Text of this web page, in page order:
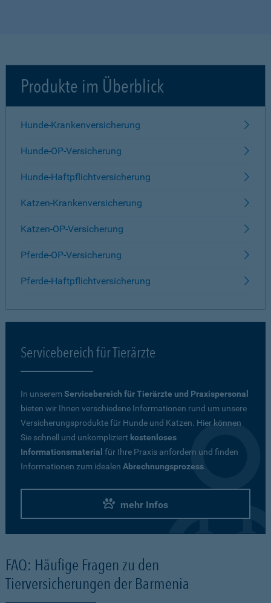
Produkte im Überblick
Hunde-Krankenversicherung
Hunde-OP-Versicherung
Hunde-Haftpflichtversicherung
Katzen-Krankenversicherung
Katzen-OP-Versicherung
Pferde-OP-Versicherung
Pferde-Haftpflichtversicherung
Servicebereich für Tierärzte
In unseremServicebereich für Tierärzte und Praxispersonal
bieten wir Ihnen verschiedene Informationen rund um unsere
Versicherungsprodukte für Hunde und Katzen. Hier können
Sie schnell und unkompliziert kostenloses
Informationsmaterial für Ihre Praxis anfordern und finden
Informationen zum idealen Abrechnungsprozess.
mehr Infos
FAQ: Häufige Fragen zu den
Tierversicherungen der Barmenia